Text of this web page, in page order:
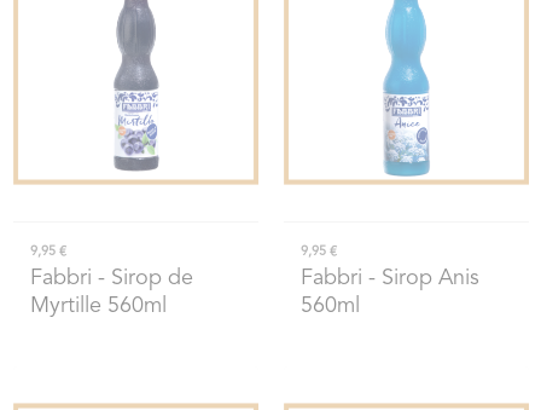
9,95 €
Fabbri - Sirop de
Myrtille 560ml
9,95 €
Fabbri - Sirop Anis
560ml